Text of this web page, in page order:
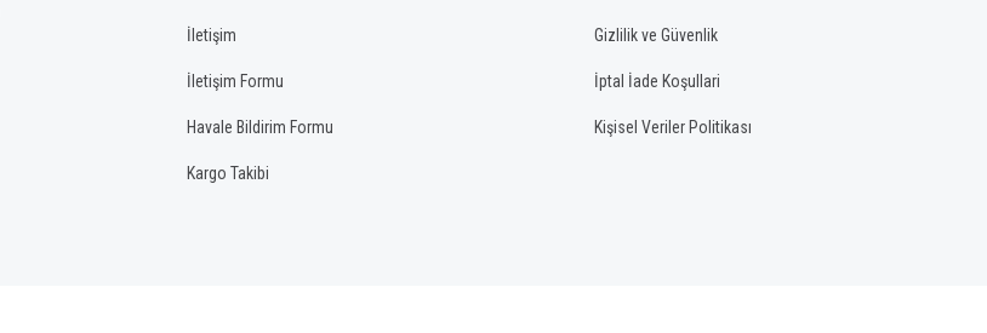
İletişim
İletişim Formu
Havale Bildirim Formu
Kargo Takibi
Gizlilik ve Güvenlik
İptal İade Koşullari
Kişisel Veriler Politikası